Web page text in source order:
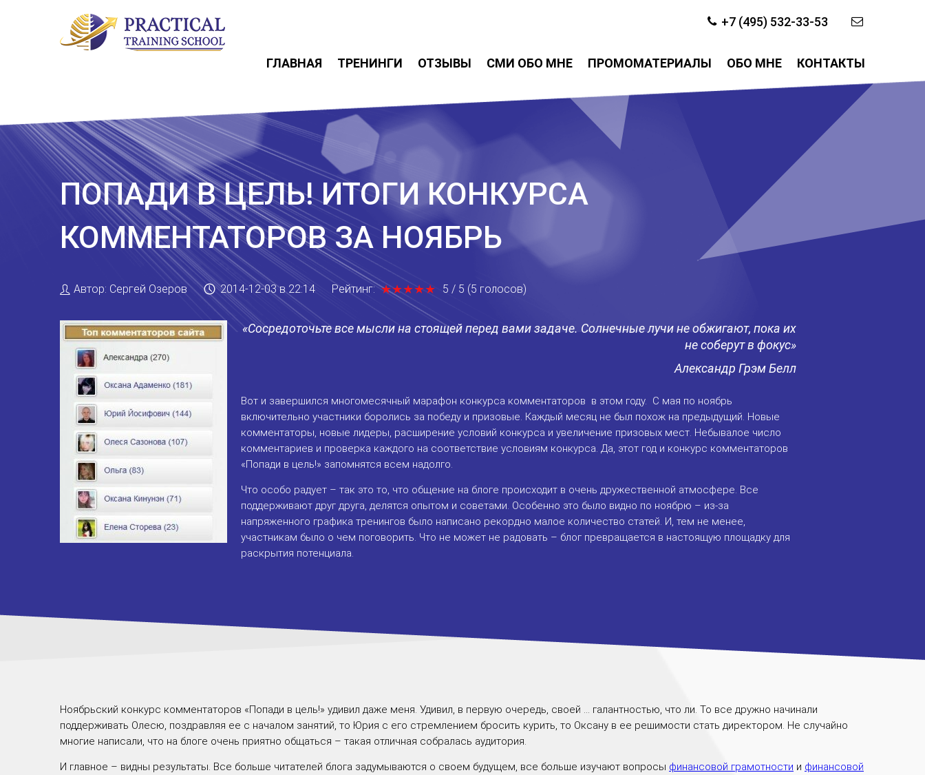
+7 (495) 532-33-53
ГЛАВНАЯ ТРЕНИНГИ ОТЗЫВЫ СМИ ОБО МНЕ ПРОМОМАТЕРИАЛЫ ОБО МНЕ КОНТАКТЫ
ПОПАДИ В ЦЕЛЬ! ИТОГИ КОНКУРСА
КОММЕНТАТОРОВ ЗА НОЯБРЬ
Автор: Сергей Озеров 2014-12-03в 22:14 Рейтинг: ★★★★★
★★★★★ 5 / 5 (5 голосов)
«Сосредоточьте все мысли на стоящей перед вами задаче. Солнечные лучи не обжигают, пока их
не соберут в фокус»
Александр Грэм Белл
Вот и завершился многомесячный марафон конкурса комментаторов в этом году. С мая по ноябрь
включительно участники боролись за победу и призовые. Каждый месяц не был похож на предыдущий. Новые
комментаторы, новые лидеры, расширение условий конкурса и увеличение призовых мест. Небывалое число
комментариев и проверка каждого на соответствие условиям конкурса. Да, этот год и конкурс комментаторов
«Попади в цель!» запомнятся всем надолго.
Что особо радует – так это то, что общение на блоге происходит в очень дружественной атмосфере. Все
поддерживают друг друга, делятся опытом и советами. Особенно это было видно по ноябрю – из-за
напряженного графика тренингов было написано рекордно малое количество статей. И, тем не менее,
участникам было о чем поговорить. Что не может не радовать – блог превращается в настоящую площадку для
раскрытия потенциала.
Ноябрьский конкурс комментаторов «Попади в цель!» удивил даже меня. Удивил, в первую очередь, своей … галантностью, что ли. То все дружно начинали
поддерживать Олесю, поздравляя ее с началом занятий, то Юрия с его стремлением бросить курить, то Оксану в ее решимости стать директором. Не случайно
многие написали, что на блоге очень приятно общаться – такая отличная собралась аудитория.
И главное – видны результаты. Все больше читателей блога задумываются о своем будущем, все больше изучают вопросы финансовой грамотности и финансовой